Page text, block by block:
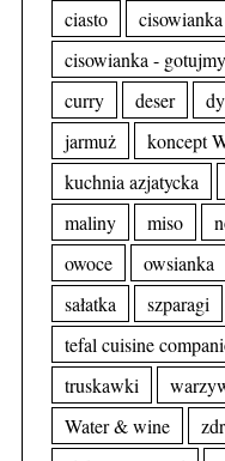
ciasto
cisowianka
cisowianka -
curry
deser
jarmuż
koncept
kuchnia azjatycka
maliny
miso
owoce
owsianka
sałatka
szparagi
tefal cuisine
truskawki
Water & wine